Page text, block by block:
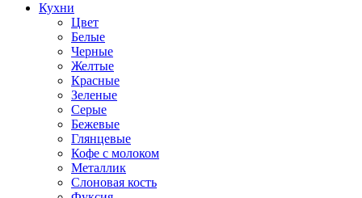
Кухни
Цвет
Белые
Черные
Желтые
Красные
Зеленые
Серые
Бежевые
Глянцевые
Кофе с молоком
Металлик
Слоновая кость